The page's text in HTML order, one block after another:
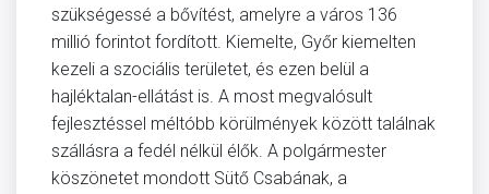
szükségessé a bővítést, amelyre a város 136
millió forintot fordított. Kiemelte, Győr kiemelten
kezeli a szociális területet, és ezen belül a
hajléktalan-ellátást is. A most megvalósult
fejlesztéssel méltóbb körülmények között találnak
szállásra a fedél nélkül élők. A polgármester
köszönetet mondott Sütő Csabának, a